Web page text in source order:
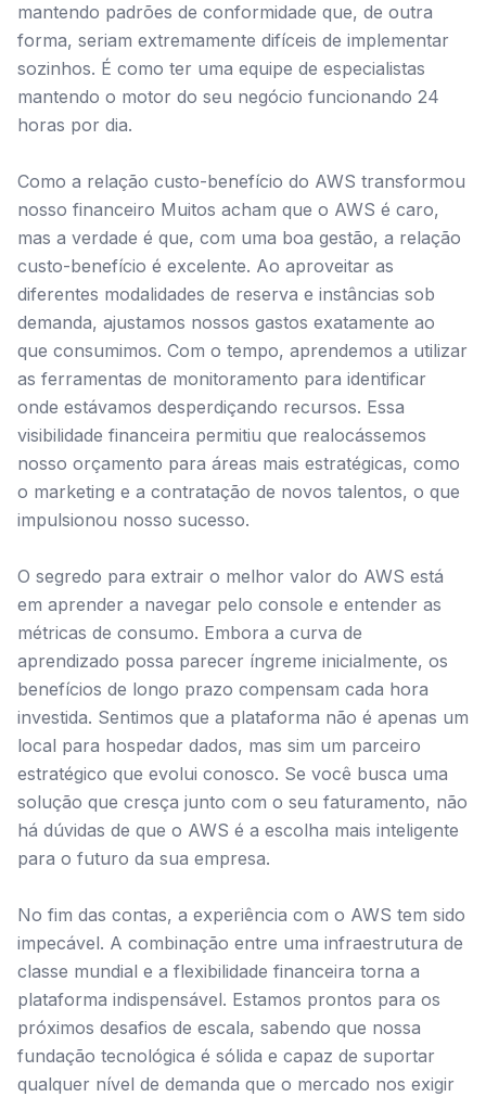
mantendo padrões de conformidade que, de outra
forma, seriam extremamente difíceis de implementar
sozinhos. É como ter uma equipe de especialistas
mantendo o motor do seu negócio funcionando 24
horas por dia.
Como a relação custo-benefício do AWS transformou
nosso financeiro Muitos acham que o AWS é caro,
mas a verdade é que, com uma boa gestão, a relação
custo-benefício é excelente. Ao aproveitar as
diferentes modalidades de reserva e instâncias sob
demanda, ajustamos nossos gastos exatamente ao
que consumimos. Com o tempo, aprendemos a utilizar
as ferramentas de monitoramento para identificar
onde estávamos desperdiçando recursos. Essa
visibilidade financeira permitiu que realocássemos
nosso orçamento para áreas mais estratégicas, como
o marketing e a contratação de novos talentos, o que
impulsionou nosso sucesso.
O segredo para extrair o melhor valor do AWS está
em aprender a navegar pelo console e entender as
métricas de consumo. Embora a curva de
aprendizado possa parecer íngreme inicialmente, os
benefícios de longo prazo compensam cada hora
investida. Sentimos que a plataforma não é apenas um
local para hospedar dados, mas sim um parceiro
estratégico que evolui conosco. Se você busca uma
solução que cresça junto com o seu faturamento, não
há dúvidas de que o AWS é a escolha mais inteligente
para o futuro da sua empresa.
No fim das contas, a experiência com o AWS tem sido
impecável. A combinação entre uma infraestrutura de
classe mundial e a flexibilidade financeira torna a
plataforma indispensável. Estamos prontos para os
próximos desafios de escala, sabendo que nossa
fundação tecnológica é sólida e capaz de suportar
qualquer nível de demanda que o mercado nos exigir